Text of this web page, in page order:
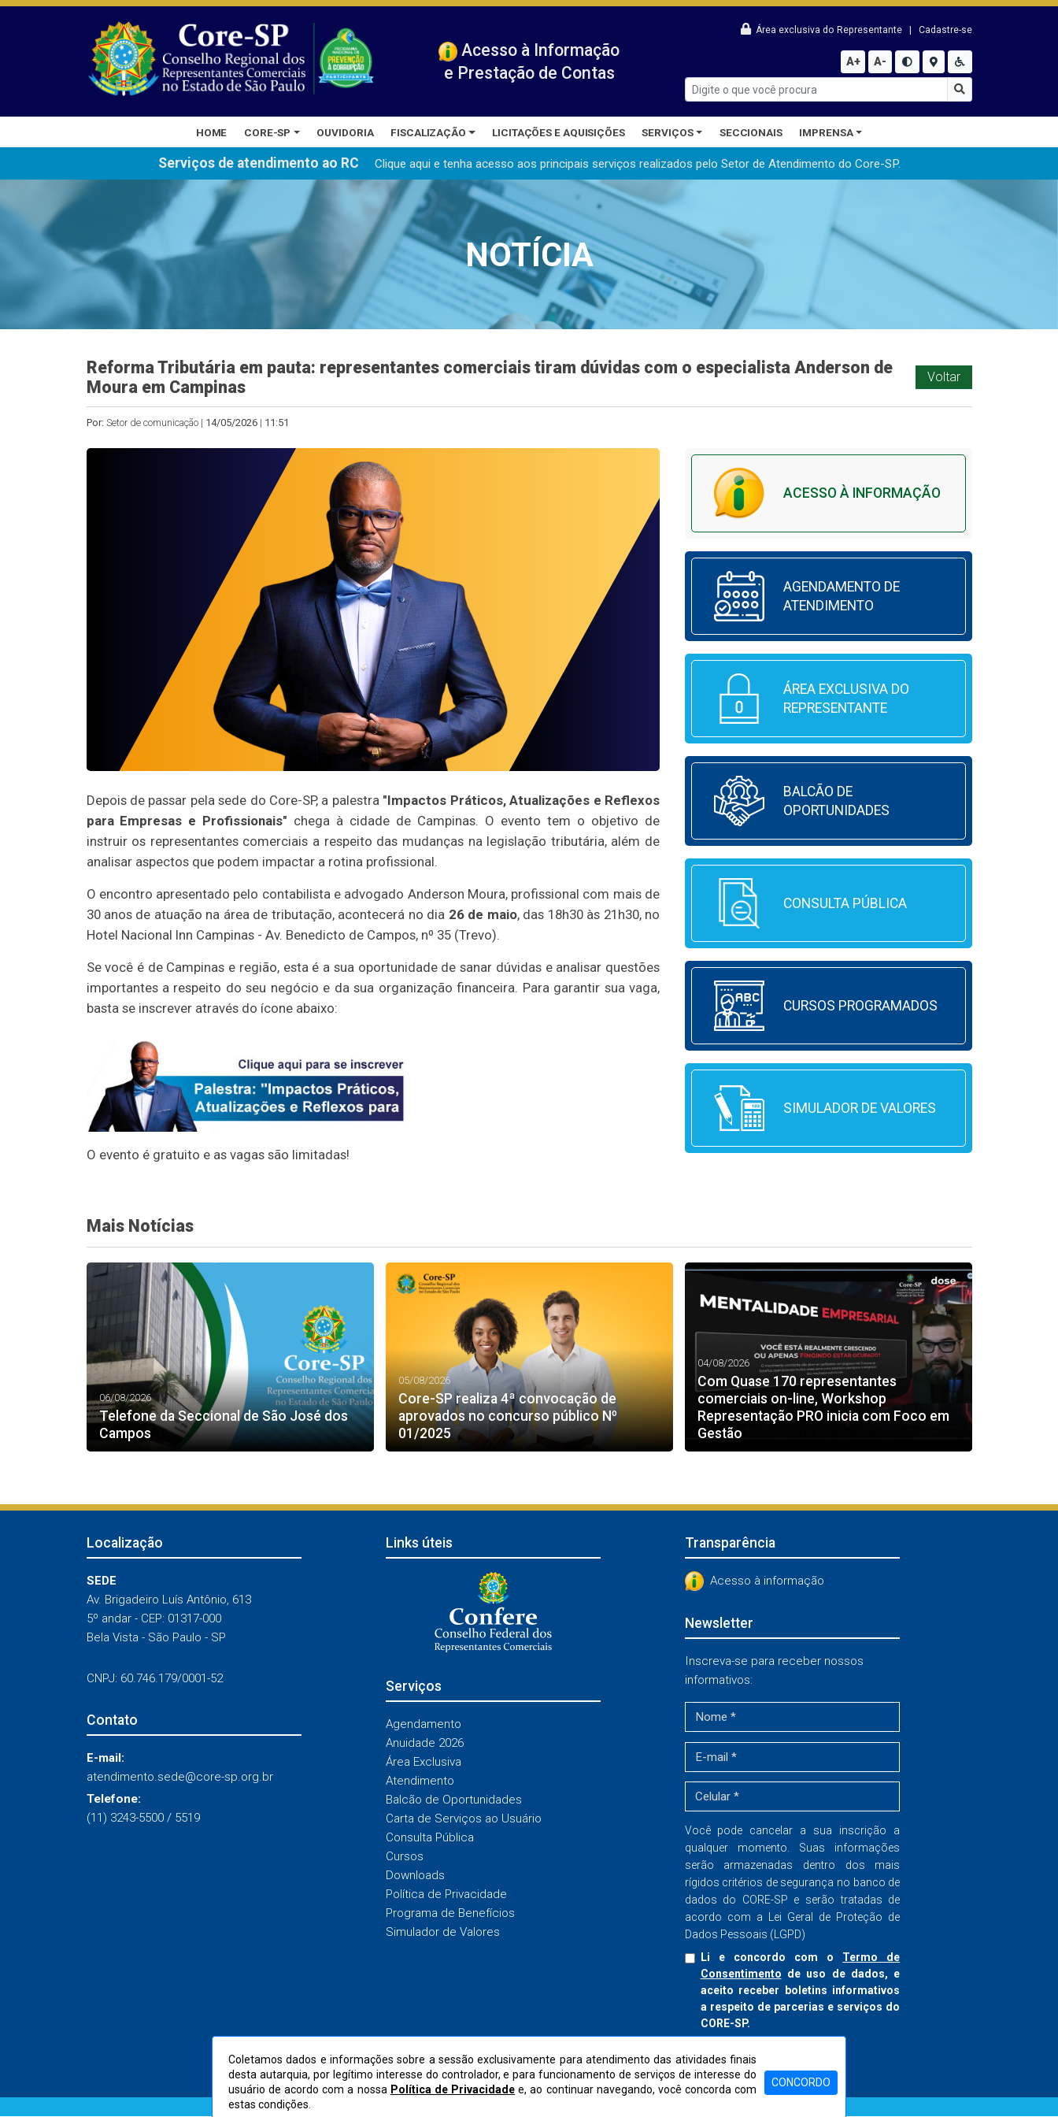
Acesso à Informação
e Prestação de Contas
Área exclusiva do Representante Cadastre-se
A+ A-
HOME CORE-SP OUVIDORIA FISCALIZAÇÃO LICITAÇÕES E AQUISIÇÕES SERVIÇOS SECCIONAIS IMPRENSA
Serviços de atendimento ao RC Clique aqui e tenha acesso aos principais serviços realizados pelo Setor de Atendimento do Core-SP.
NOTÍCIA
Reforma Tributária em pauta: representantes comerciais tiram dúvidas com o especialista Anderson de
Moura em Campinas
Voltar
Por: Setor de comunicação | 14/05/2026| 11:51
Depois de passar pela sede do Core-SP, a palestra "Impactos Práticos, Atualizações e Reflexos
para Empresas e Profissionais" chega à cidade de Campinas. O evento tem o objetivo de
instruir os representantes comerciais a respeito das mudanças na legislação tributária, além de
analisar aspectos que podem impactar a rotina profissional.
O encontro apresentado pelo contabilista e advogado Anderson Moura, profissional com mais de
30 anos de atuação na área de tributação, acontecerá no dia 26 de maio, das 18h30 às 21h30, no
Hotel Nacional Inn Campinas - Av. Benedicto de Campos, nº 35 (Trevo).
Se você é de Campinas e região, esta é a sua oportunidade de sanar dúvidas e analisar questões
importantes a respeito do seu negócio e da sua organização financeira. Para garantir sua vaga,
basta se inscrever através do ícone abaixo:
O evento é gratuito e as vagas são limitadas!
ACESSO À INFORMAÇÃO
AGENDAMENTO DE
ATENDIMENTO
ÁREA EXCLUSIVA DO
REPRESENTANTE
BALCÃO DE
OPORTUNIDADES
CONSULTA PÚBLICA
CURSOS PROGRAMADOS
SIMULADOR DE VALORES
Mais Notícias
06/08/2026
Telefone da Seccional de São José dos
Campos
05/08/2026
Core-SP realiza 4ª convocação de
aprovados no concurso público Nº
01/2025
04/08/2026
Com Quase 170 representantes
comerciais on-line, Workshop
Representação PRO inicia com Foco em
Gestão
Localização
SEDE
Av. Brigadeiro Luís Antônio, 613
5º andar - CEP: 01317-000
Bela Vista - São Paulo - SP
CNPJ: 60.746.179/0001-52
Contato
E-mail:
atendimento.sede@core-sp.org.br
Telefone:
(11) 3243-5500 / 5519
Links úteis
Serviços
Agendamento
Anuidade 2026
Área Exclusiva
Atendimento
Balcão de Oportunidades
Carta de Serviços ao Usuário
Consulta Pública
Cursos
Downloads
Política de Privacidade
Programa de Benefícios
Simulador de Valores
Transparência
Acesso à informação
Newsletter
Inscreva-se para receber nossos
informativos:
Você pode cancelar a sua inscrição a
qualquer momento. Suas informações
serão armazenadas dentro dos mais
rígidos critérios de segurança no banco de
dados do CORE-SP e serão tratadas de
acordo com a Lei Geral de Proteção de
Dados Pessoais (LGPD)
Li e concordo com o Termo de
Consentimento de uso de dados, e
aceito receber boletins informativos
a respeito de parcerias e serviços do
CORE-SP.
Inscrever-se
Coletamos dados e informações sobre a sessão exclusivamente para atendimento das atividades finais
desta autarquia, por legítimo interesse do controlador, e para funcionamento de serviços de interesse do
usuário de acordo com a nossa Política de Privacidade e, ao continuar navegando, você concorda com
estas condições.
CONCORDO